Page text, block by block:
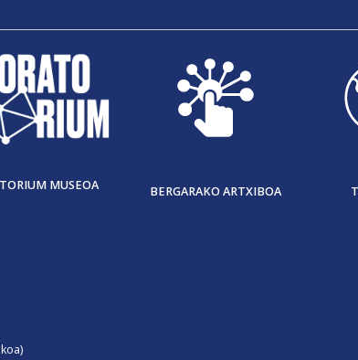
MUSEOA BERGARAKO ARTXIBOA